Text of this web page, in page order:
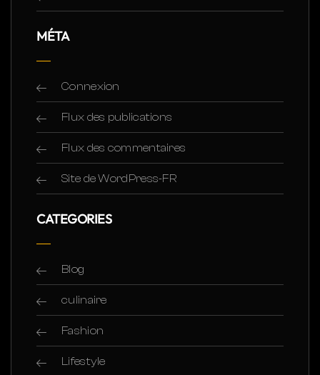
MÉTA
Connexion
Flux des publications
Flux des commentaires
Site de WordPress-FR
CATEGORIES
Blog
culinaire
Fashion
Lifestyle